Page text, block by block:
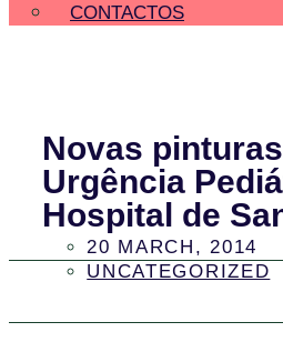
CONTACTOS
Novas
Urgência
Hospital de
20 MARCH, 2014
UNCATEGORIZED